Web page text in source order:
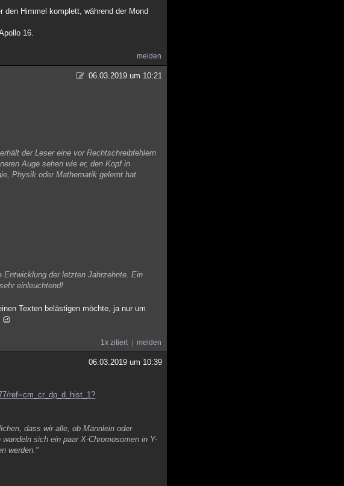
Himmel komplett, während der Mond
16.
melden
06.03.2019 um 10:21
der Leser eine vor Rechtschreibfehlern
Auge sehen wie er, den Kopf in
Physik oder Mathematik gelernt hat
der letzten Jahrzehnte. Ein
einleuchtend!
Texten belästigen möchte, ja nur um
1x zitiert melden
06.03.2019 um 10:39
ref=cm_cr_dp_d_hist_1?
dass wir alle, ob Männlein oder
sich ein paar X-Chromosomen in Y-
werden."